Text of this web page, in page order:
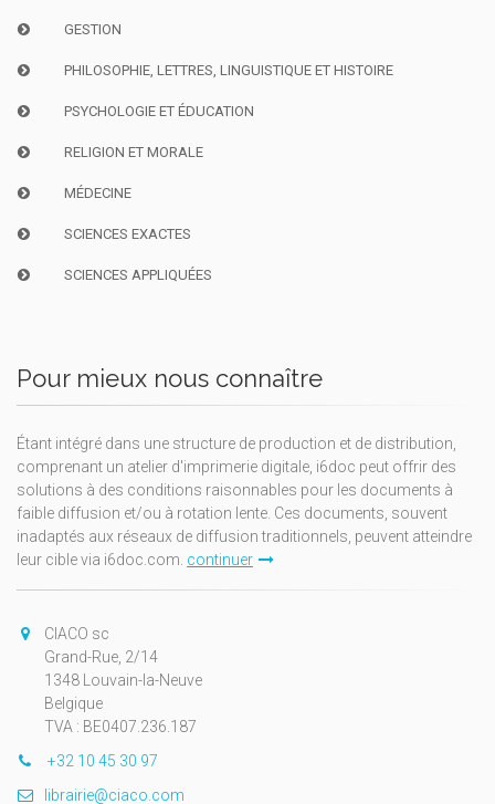
GESTION
PHILOSOPHIE, LETTRES, LINGUISTIQUE ET HISTOIRE
PSYCHOLOGIE ET ÉDUCATION
RELIGION ET MORALE
MÉDECINE
SCIENCES EXACTES
SCIENCES APPLIQUÉES
Pour mieux nous connaître
Étant intégré dans une structure de production et de distribution,
comprenant un atelier d'imprimerie digitale, i6doc peut offrir des
solutions à des conditions raisonnables pour les documents à
faible diffusion et/ou à rotation lente. Ces documents, souvent
inadaptés aux réseaux de diffusion traditionnels, peuvent atteindre
leur cible via i6doc.com. continuer
CIACO sc
Grand-Rue, 2/14
1348 Louvain-la-Neuve
Belgique
TVA : BE0407.236.187
+32 10 45 30 97
librairie@ciaco.com